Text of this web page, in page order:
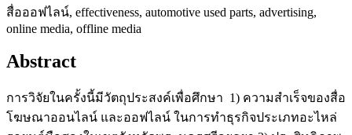
สื่อออฟไลน์, effectiveness, automotive used parts, advertising,
online media, offline media
Abstract
การวิจัยในครั้งนี้มีวัตถุประสงค์เพื่อศึกษา 1) ความสำเร็จของสื่อ
โฆษณาออนไลน์ และออฟไลน์ ในการทำธุรกิจประเภทอะไหล่